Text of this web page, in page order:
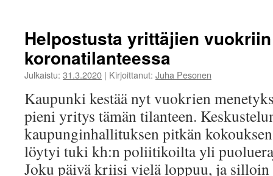
Helpostusta yrittäjien vuokriin
koronatilanteessa
Julkaistu: 31.3.2020 | Kirjoittanut: Juha Pesonen
Kaupunki kestää nyt vuokrien
pieni yritys tämän tilanteen.
kaupunginhallituksen pitkän
löytyi tuki kh:n poliitikoilta yli
Joku päivä kriisi vielä loppuu, ja